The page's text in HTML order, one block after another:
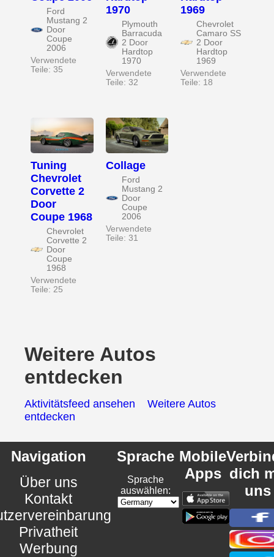
Ford
Mustang 2
Door
Coupe
2006
Verwendete
Teile: 35
1970
Plymouth
Barracuda
2 Door
Hardtop
1970
Verwendete
Teile: 32
1969
Chevrolet
Camaro SS
2 Door
Hardtop
1969
Verwendete
Teile: 18
Tuning
Chevrolet
Corvette 2
Door
Coupe 1968
Chevrolet
Corvette 2
Door
Coupe
1968
Verwendete
Teile: 25
Collage
Ford
Mustang 2
Door
Coupe
2006
Verwendete
Teile: 31
Weitere Autos
entdecken
Aktivitätsfeed ansehen
Weitere Autos
entdecken
Navigation
Über uns
Kontakt
Privatheit
Werbung
Sprache
Sprache
auswählen:
Mobile
Apps dich
uns